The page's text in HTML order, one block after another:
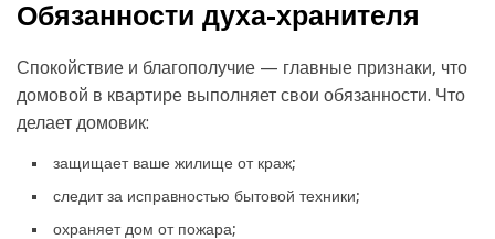
Обязанности духа-хранителя
Спокойствие и благополучие — главные признаки, что
домовой в квартире выполняет свои обязанности. Что
делает домовик:
защищает ваше жилище от краж;
следит за исправностью бытовой техники;
охраняет дом от пожара;